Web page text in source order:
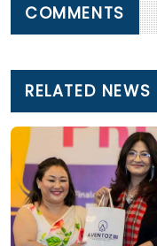
COMMENTS
RELATED NEWS